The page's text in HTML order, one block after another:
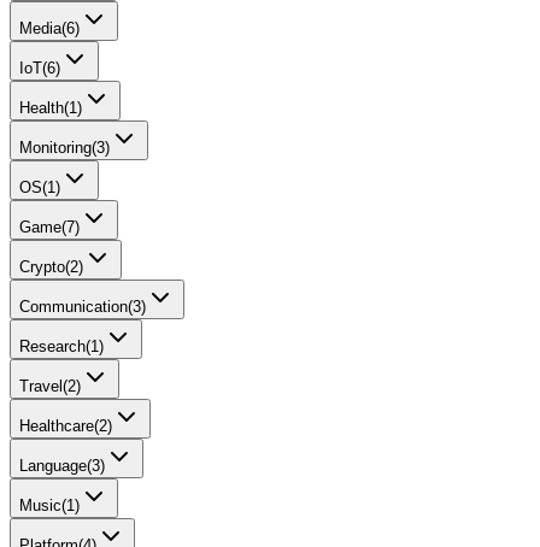
Media(6)
IoT(6)
Health(1)
Monitoring(3)
OS(1)
Game(7)
Crypto(2)
Communication(3)
Research(1)
Travel (2)
Healthcare(2)
Language(3)
Music(1)